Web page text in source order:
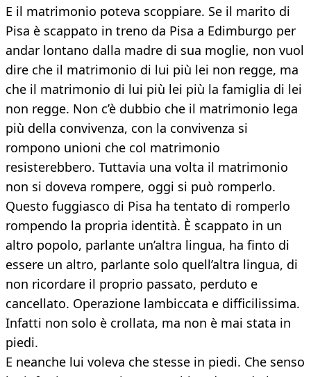
E il matrimonio poteva scoppiare. Se il marito di
Pisa è scappato in treno da Pisa a Edimburgo per
andar lontano dalla madre di sua moglie, non vuol
dire che il matrimonio di lui più lei non regge, ma
che il matrimonio di lui più lei più la famiglia di lei
non regge. Non c’è dubbio che il matrimonio lega
più della convivenza, con la convivenza si
rompono unioni che col matrimonio
resisterebbero. Tuttavia una volta il matrimonio
non si doveva rompere, oggi si può romperlo.
Questo fuggiasco di Pisa ha tentato di romperlo
rompendo la propria identità. È scappato in un
altro popolo, parlante un’altra lingua, ha finto di
essere un altro, parlante solo quell’altra lingua, di
non ricordare il proprio passato, perduto e
cancellato. Operazione lambiccata e difficilissima.
Infatti non solo è crollata, ma non è mai stata in
piedi.
E neanche lui voleva che stesse in piedi. Che senso